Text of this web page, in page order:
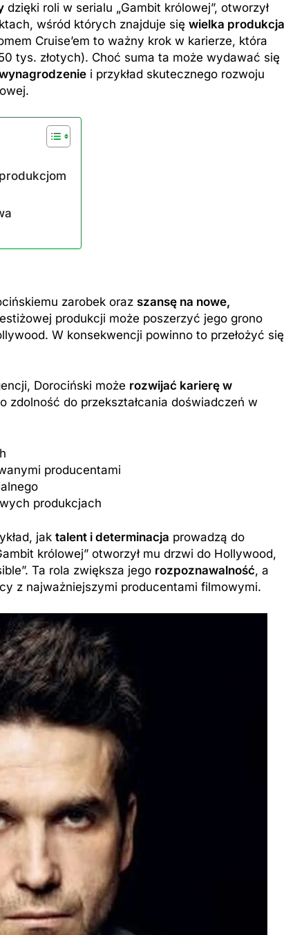
dzięki roli w serialu „Gambit królowej”, otworzył
wśród których znajduje się wielka produkcja
Cruise’em to ważny krok w karierze, która
tys. złotych). Choć suma ta może wydawać się
i przykład skutecznego rozwoju
zarobek oraz szansę na nowe,
produkcji może poszerzyć jego grono
W konsekwencji powinno to przełożyć się
Dorociński może rozwijać karierę w
zdolność do przekształcania doświadczeń w
producentami
produkcjach
jak talent i determinacja prowadzą do
królowej” otworzył mu drzwi do Hollywood,
Ta rola zwiększa jego rozpoznawalność, a
z najważniejszymi producentami filmowymi.
średnie zarobki na tym stanowisku
1 Rok Temu